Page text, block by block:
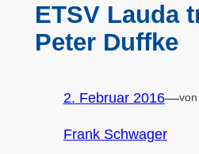
ETSV Lauda
Peter Duffke
2. Februar 2016—von
Frank Schwager